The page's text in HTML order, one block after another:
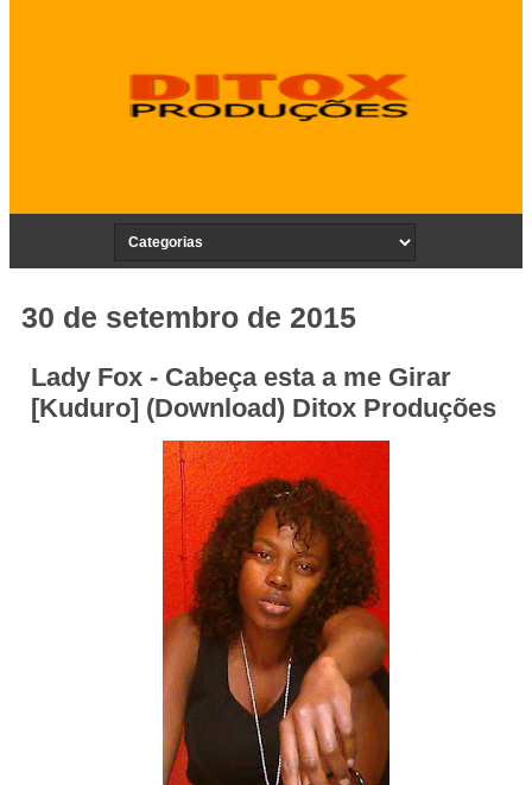
30 de setembro de 2015
Lady Fox - Cabeça esta a me Girar
[Kuduro] (Download) Ditox Produções